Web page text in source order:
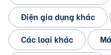
Điện gia dụng khác
Các loại khác